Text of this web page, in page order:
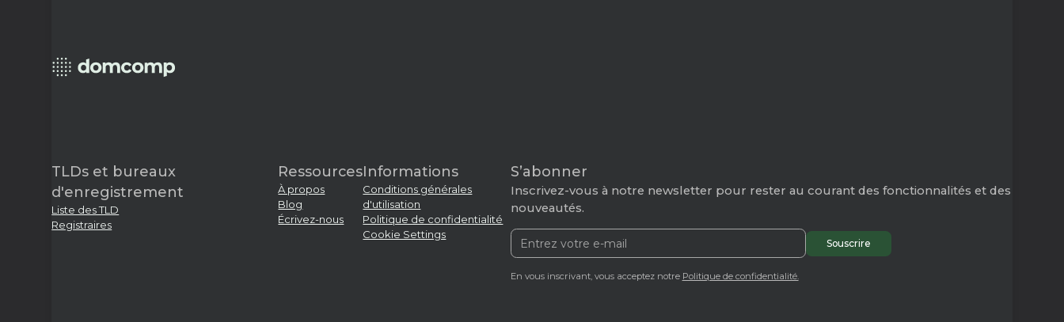
TLDs et bureaux
d'enregistrement
Liste des TLD
Registraires
Ressources
À propos
Blog
Écrivez-nous
Informations
Conditions générales
d'utilisation
Politique de confidentialité
Cookie Settings
S’abonner
Inscrivez-vous à notre newsletter pour rester au courant des fonctionnalités et des
nouveautés.
En vous inscrivant, vous acceptez notre Politique de confidentialité.